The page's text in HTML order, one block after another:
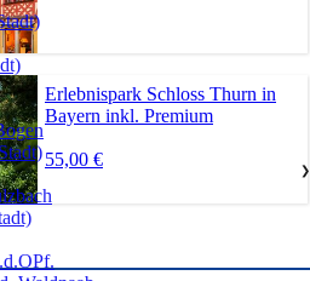
Erlebnispark Schloss Thurn in
Bayern inkl. Premium
55,00 €
❯